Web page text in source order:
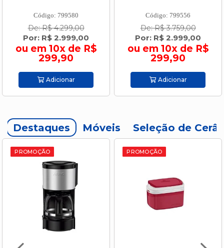
Código: 799580
De: R$ 4.299,00
Por: R$ 2.999,00
ou em 10x de R$
299,90
Adicionar
Código: 799556
De: R$ 3.759,00
Por: R$ 2.999,00
ou em 10x de R$
299,90
Adicionar
Destaques Móveis Seleção de
PROMOÇÃO PROMOÇÃO